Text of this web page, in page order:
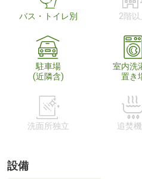
バス・トイレ別 2階以
駐車場
(近隣含)
室内洗
置き
洗面所独立 追焚
設備